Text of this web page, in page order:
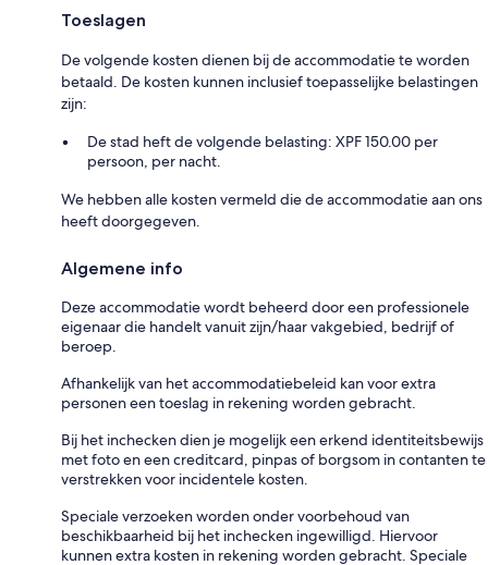
Toeslagen
De volgende kosten dienen bij de accommodatie te worden
betaald. De kosten kunnen inclusief toepasselijke belastingen
zijn:
De stad heft de volgende belasting: XPF 150.00 per
persoon, per nacht.
We hebben alle kosten vermeld die de accommodatie aan ons
heeft doorgegeven.
Algemene info
Deze accommodatie wordt beheerd door een professionele
eigenaar die handelt vanuit zijn/haar vakgebied, bedrijf of
beroep.
Afhankelijk van het accommodatiebeleid kan voor extra
personen een toeslag in rekening worden gebracht.
Bij het inchecken dien je mogelijk een erkend identiteitsbewijs
met foto en een creditcard, pinpas of borgsom in contanten te
verstrekken voor incidentele kosten.
Speciale verzoeken worden onder voorbehoud van
beschikbaarheid bij het inchecken ingewilligd. Hiervoor
kunnen extra kosten in rekening worden gebracht. Speciale